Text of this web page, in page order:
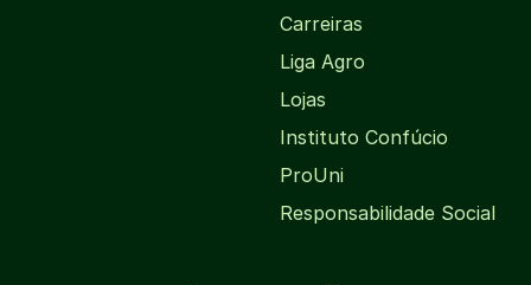
Carreiras
Liga Agro
Lojas
Instituto Confúcio
ProUni
Responsabilidade Social